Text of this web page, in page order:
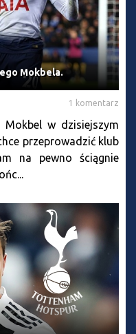
Mokbela.
1 komentarz
w dzisiejszym
przeprowadzić klub
na pewno ściągnie